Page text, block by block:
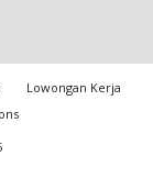
Lowongan Kerja